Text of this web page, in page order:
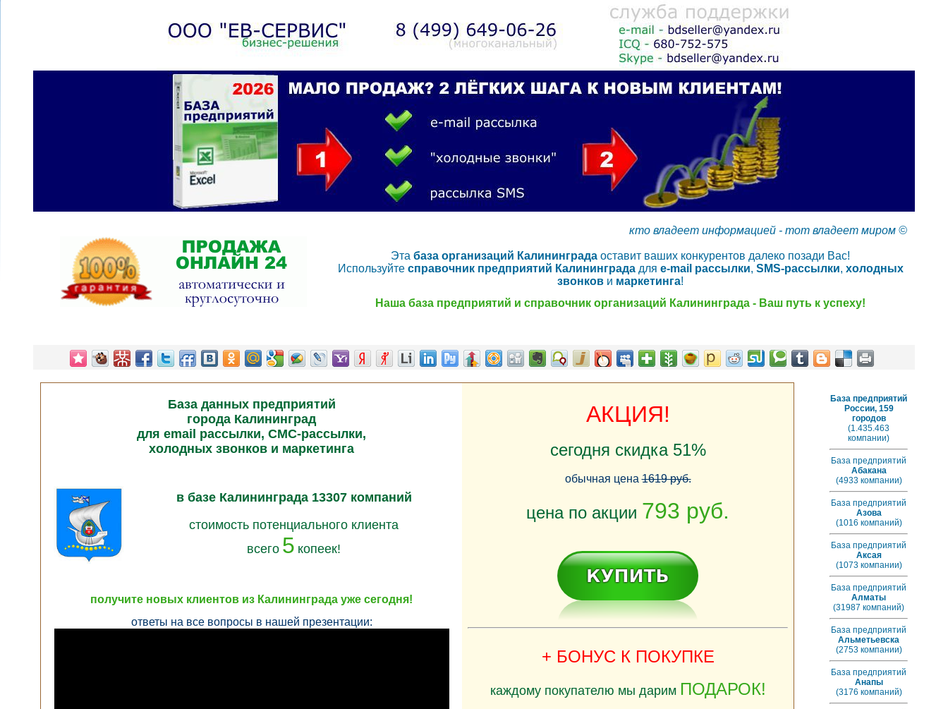
кто владеет информацией - тот владеет миром ©
Эта база организаций Калининграда оставит ваших конкурентов далеко позади Вас!
Используйте справочник предприятий Калининградадля e-mail рассылки, SMS-рассылки, холодных
звонков и маркетинга!
Наша база предприятий и справочник организаций Калининграда - Ваш путь к успеху!
База данных предприятий
города Калининград
для email рассылки, СМС-рассылки,
холодных звонков и маркетинга
в базе Калининграда 13307 компаний
стоимость потенциального клиента
всего 5 копеек!
получите новых клиентов из Калининграда уже сегодня!
ответы на все вопросы в нашей презентации:
АКЦИЯ!
сегодня скидка 51%
обычная цена1619 руб.
цена по акции 793 руб.
+ БОНУС К ПОКУПКЕ
каждому покупателю мы дарим ПОДАРОК!
База предприятий
России, 159
городов
(1.435.463
компании)
База предприятий
Абакана
(4933 компании)
База предприятий
Азова
(1016 компаний)
База предприятий
Аксая
(1073 компании)
База предприятий
Алматы
(31987 компаний)
База предприятий
Альметьевска
(2753 компании)
База предприятий
Анапы
(3176 компаний)